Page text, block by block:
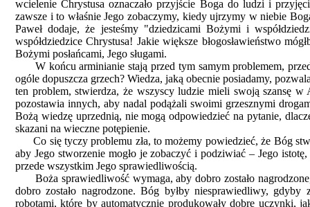
wcielenie Chrystusa oznaczało przyjście Boga do ludzi i
zawsze i to właśnie Jego zobaczymy, kiedy ujrzymy w niebie
Paweł dodaje, że jesteśmy "dziedzicami Bożymi i
współdziedzice Chrystusa! Jakie większe błogosławieństwo
Bożymi posłańcami, Jego sługami.
W końcu arminianie stają przed tym samym problemem,
ogóle dopuszcza grzech? Wiedza, jaką obecnie posiadamy,
ten problem, stwierdza, że wszyscy ludzie mieli swoją szansę w
pozostawia innych, aby nadal podążali swoimi grzesznymi
Bożą wiedzę uprzednią, nie mogą odpowiedzieć na pytanie,
skazani na wieczne potępienie.
Co się tyczy problemu zła, to możemy powiedzieć, że Bóg
aby Jego stworzenie mogło je zobaczyć i podziwiać – Jego
przede wszystkim Jego sprawiedliwością.
Boża sprawiedliwość wymaga, aby dobro zostało
dobro zostało nagrodzone. Bóg byłby niesprawiedliwy,
robotami, które by automatycznie produkowały dobre uczynki,